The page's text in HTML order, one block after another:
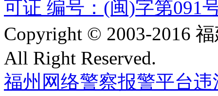
可证 编号：(闽)字第091
Copyright © 2003-2016
All Right Reserved.
福州网络警察报警平台违